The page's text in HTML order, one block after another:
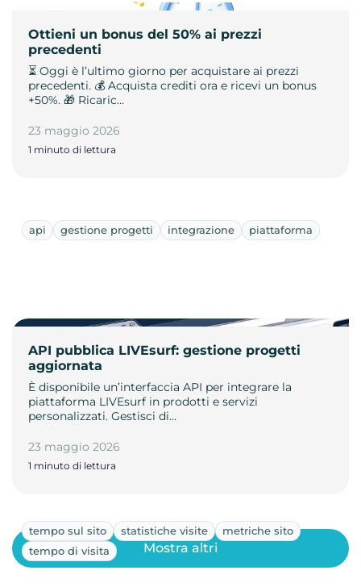
Ottieni un bonus del 50% ai prezzi
precedenti
⏳ Oggi è l’ultimo giorno per acquistare ai prezzi
precedenti. 💰 Acquista crediti ora e ricevi un bonus
+50%. 🎁 Ricaric…
23 maggio 2026
1 minuto di lettura
api gestione progetti integrazione piattaforma
API pubblica LIVEsurf: gestione progetti
aggiornata
È disponibile un’interfaccia API per integrare la
piattaforma LIVEsurf in prodotti e servizi
personalizzati. Gestisci di…
23 maggio 2026
1 minuto di lettura
tempo sul sito statistiche visite
metriche sito
tempo di visita
Mostra altri